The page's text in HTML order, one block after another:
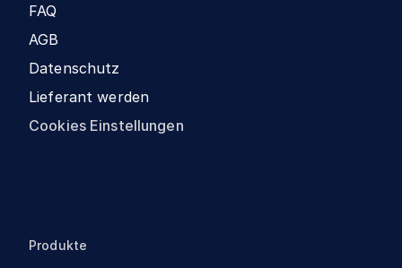
FAQ
AGB
Datenschutz
Lieferant werden
Cookies Einstellungen
Produkte